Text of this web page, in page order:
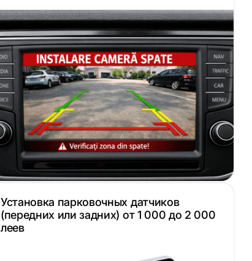
Установка парковочных датчиков
(передних или задних) от 1 000 до 2 000
леев